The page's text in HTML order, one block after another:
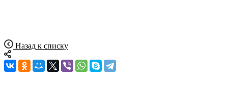
Назад к списку